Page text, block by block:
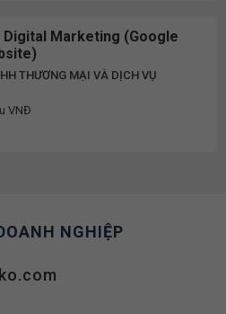
Digital Marketing (Google
THƯƠNG MẠI VÀ DỊCH VỤ
VNĐ
NGHIỆP